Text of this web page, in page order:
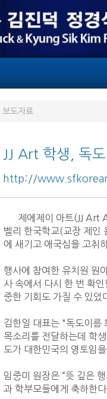
보도자료
JJ Art 학생, 독
http://
벨리 한국학교(교장 제인
에 새기고 애국심을 고취
행사에 참여한 유치원 원
사 속에서 다시 한 번 확
중한 기회도 가질 수 있었
김한일 대표는 "독도이름
목소리를 전달하는데 학
도가 대한민국의 영토임
임중미 원장은 “뜻 깊은
과 학부모들에게 축하한다